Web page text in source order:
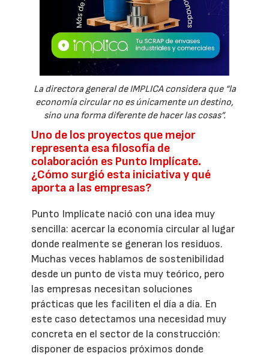
La directora general de IMPLICA considera que “la
economía circular no es únicamente un destino,
sino una forma diferente de hacer las cosas”.
Uno de los proyectos que mejor
representa esa filosofía de
colaboración es Punto Implícate.
¿Cómo surgió esta iniciativa y qué
aporta a las empresas?
Punto Implícate nació con una idea muy
sencilla: acercar la economía circular al lugar
donde realmente se generan los residuos.
Muchas veces hablamos de sostenibilidad
desde un punto de vista muy teórico, pero
las empresas necesitan soluciones
prácticas que les faciliten el día a día. En
este caso detectamos una necesidad muy
concreta en el sector de la construcción:
disponer de espacios próximos donde